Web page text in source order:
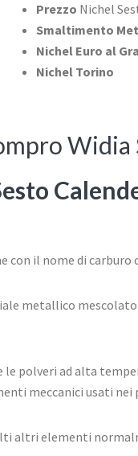
Prezzo Nichel
Smaltimento
Nichel Euro al
Nichel Torino
Widia
con il nome di carburo
metallico
polveri ad alta
meccanici usati
altri elementi